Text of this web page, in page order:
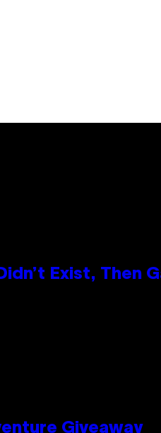
Exist, Then
Giveaway